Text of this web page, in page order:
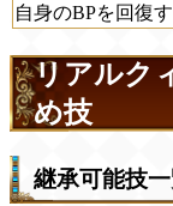
自身のBPを回復
リアルク
め技
継承可能技